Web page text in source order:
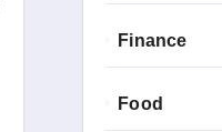
Finance
Food